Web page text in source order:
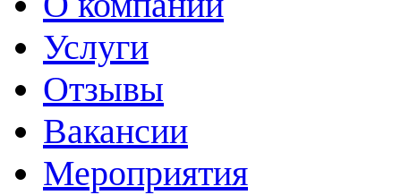
Услуги
Отзывы
Вакансии
Мероприятия